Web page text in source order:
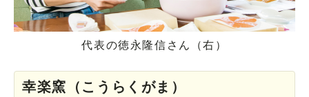
代表の徳永隆信さん（右）
幸楽窯（こうらくがま）